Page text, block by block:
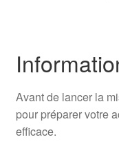
Avant de lancer la
pour préparer votre
efficace.